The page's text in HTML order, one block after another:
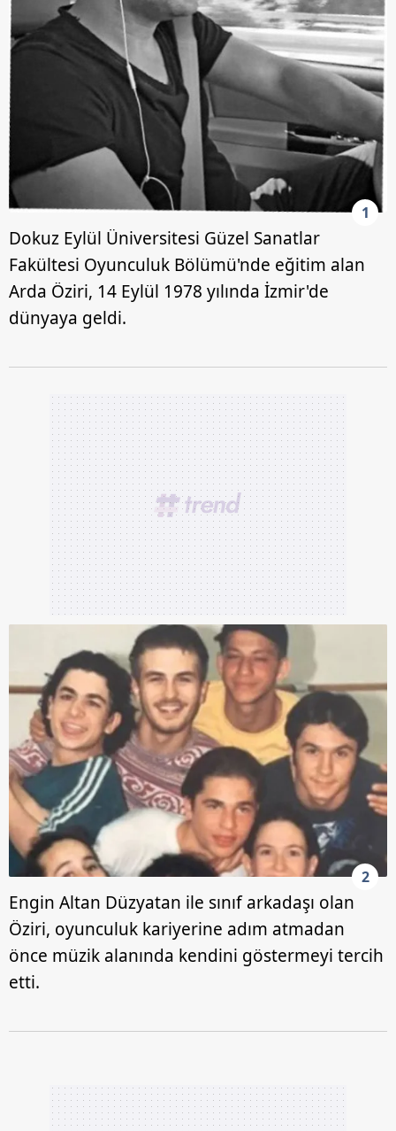
1
Dokuz Eylül Üniversitesi Güzel Sanatlar
Fakültesi Oyunculuk Bölümü'nde eğitim alan
Arda Öziri, 14 Eylül 1978 yılında İzmir'de
dünyaya geldi.
2
Engin Altan Düzyatan ile sınıf arkadaşı olan
Öziri, oyunculuk kariyerine adım atmadan
önce müzik alanında kendini göstermeyi tercih
etti.